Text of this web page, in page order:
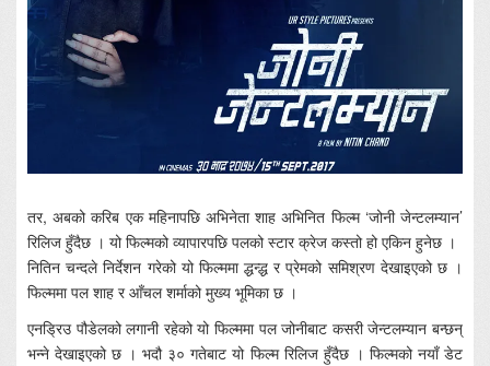
तर, अबको करिब एक महिनापछि अभिनेता शाह अभिनित फिल्म ‘जोनी जेन्टलम्यान’
रिलिज हुँदैछ । यो फिल्मको व्यापारपछि पलको स्टार क्रेज कस्तो हो एकिन हुनेछ ।
नितिन चन्दले निर्देशन गरेको यो फिल्ममा द्धन्द्ध र प्रेमको समिश्रण देखाइएको छ ।
फिल्ममा पल शाह र आँचल शर्माको मुख्य भूमिका छ ।
एनड्रिउ पौडेलको लगानी रहेको यो फिल्ममा पल जोनीबाट कसरी जेन्टलम्यान बन्छन्
भन्ने देखाइएको छ । भदौ ३० गतेबाट यो फिल्म रिलिज हुँदैछ । फिल्मको नयाँ डेट